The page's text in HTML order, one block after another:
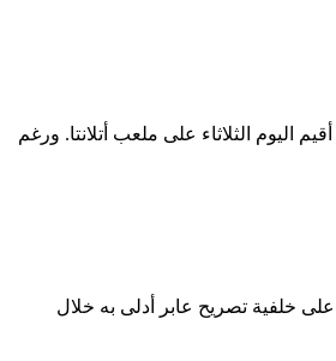
من دور الـ16 بعد خسارة دراماتيكية وقاسية أمام نظيره الأرجنتيني بنتيجة (3-2)، في لقاء مثير أقيم اليوم الثلاثاء على ملعب أتلانتا. ورغم
لمنتخب الأرجنتين، وذلك على خلفية تصريح عابر أدلى به خلال